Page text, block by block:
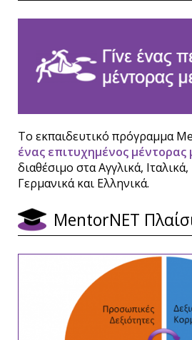
Το εκπαιδευτικό πρόγραμμα
ένας επιτυχημένος
διαθέσιμο στα Αγγλικά,
Γερμανικά και Ελληνικά.
ΜentorNET